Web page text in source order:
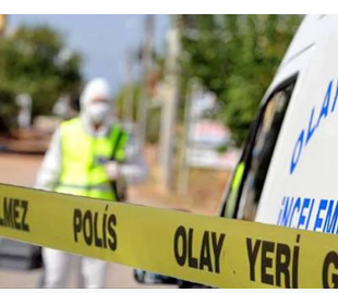
SPOR
MAGAZİN
ESKİŞEHİRSPOR